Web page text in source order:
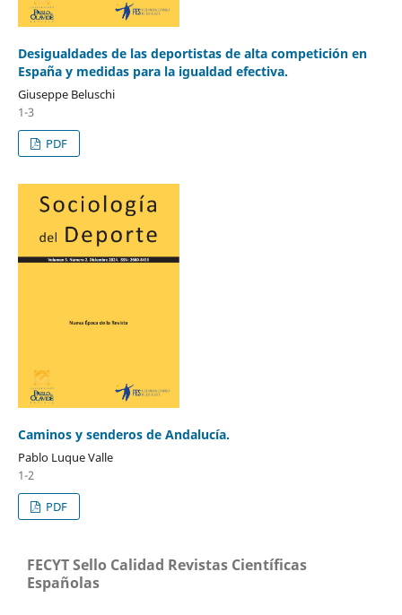
Desigualdades de las deportistas de alta competición en
España y medidas para la igualdad efectiva.
Giuseppe Beluschi
1-3
PDF
Caminos y senderos de Andalucía.
Pablo Luque Valle
1-2
PDF
FECYT Sello Calidad Revistas Científicas
Españolas